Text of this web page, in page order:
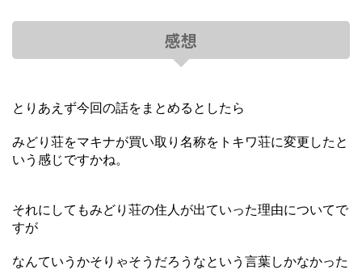
感想
とりあえず今回の話をまとめるとしたら
みどり荘をマキナが買い取り名称をトキワ荘に変更したと
いう感じですかね。
それにしてもみどり荘の住人が出ていった理由についてで
すが
なんていうかそりゃそうだろうなという言葉しかなかった